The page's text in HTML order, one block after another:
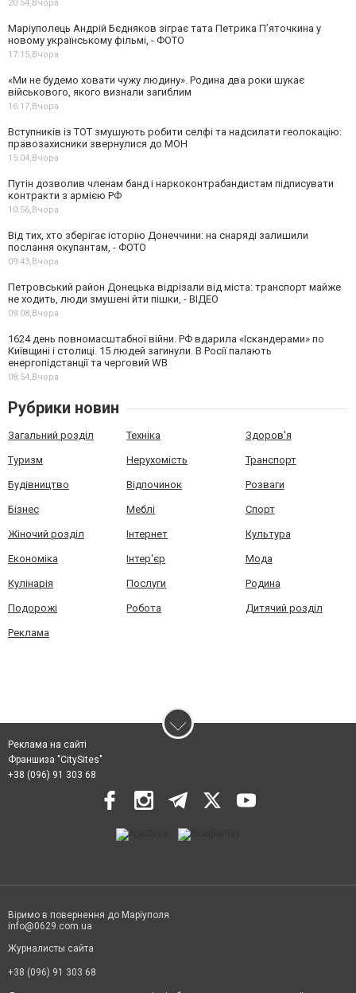
20:54,Вчора
Маріуполець Андрій Бєдняков зіграє тата Петрика П’яточкина у
новому українському фільмі, - ФОТО
17:15,Вчора
«Ми не будемо ховати чужу людину». Родина два роки шукає
військового, якого визнали загиблим
16:17,Вчора
Вступників із ТОТ змушують робити селфі та надсилати геолокацію:
правозахисники звернулися до МОН
15:04,Вчора
Путін дозволив членам банд і наркоконтрабандистам підписувати
контракти з армією РФ
10:56,Вчора
Від тих, хто зберігає історію Донеччини: на снаряді залишили
послання окупантам, - ФОТО
09:43,Вчора
Петровський район Донецька відрізали від міста: транспорт майже
не ходить, люди змушені йти пішки, - ВІДЕО
09:08,Вчора
1624 день повномасштабної війни. РФ вдарила «Іскандерами» по
Київщині і столиці. 15 людей загинули. В Росії палають
енергопідстанції та черговий WB
08:54,Вчора
Рубрики новин
Загальний розділ Техніка Здоров'я
Туризм Нерухомість Транспорт
Будівництво Відпочинок Розваги
Бізнес Меблі Спорт
Жіночий розділ Інтернет Культура
Економіка Інтер'єр Мода
Кулінарія Послуги Родина
Подорожі Робота Дитячий розділ
Реклама
Реклама на сайті
Франшиза "CitySites"
+38 (096) 91 303 68
Віримо в повернення до Маріуполя
info@0629.com.ua
Журналисты сайта
+38 (096) 91 303 68